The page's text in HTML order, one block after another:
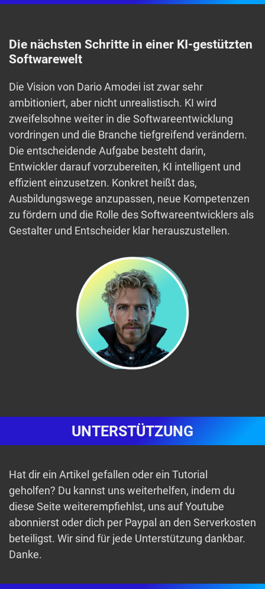
Die nächsten Schritte in einer KI-gestützten
Softwarewelt
Die Vision von Dario Amodei ist zwar sehr
ambitioniert, aber nicht unrealistisch. KI wird
zweifelsohne weiter in die Softwareentwicklung
vordringen und die Branche tiefgreifend verändern.
Die entscheidende Aufgabe besteht darin,
Entwickler darauf vorzubereiten, KI intelligent und
effizient einzusetzen. Konkret heißt das,
Ausbildungswege anzupassen, neue Kompetenzen
zu fördern und die Rolle des Softwareentwicklers als
Gestalter und Entscheider klar herauszustellen.
UNTERSTÜTZUNG
Hat dir ein Artikel gefallen oder ein Tutorial
geholfen? Du kannst uns weiterhelfen, indem du
diese Seite weiterempfiehlst, uns auf Youtube
abonnierst oder dich per Paypal an den Serverkosten
beteiligst. Wir sind für jede Unterstützung dankbar.
Danke.